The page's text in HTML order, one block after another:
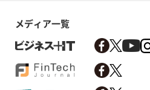
メディア一覧